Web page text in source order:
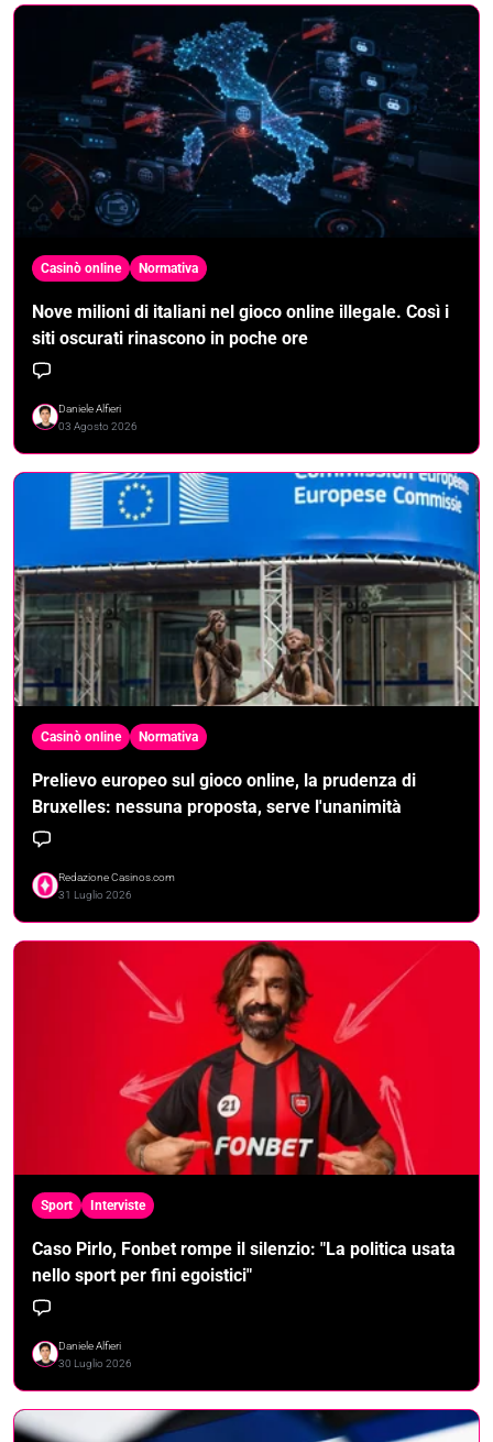
Casinò online Normativa
Nove milioni di italiani nel gioco online illegale. Così i
siti oscurati rinascono in poche ore
Daniele Alfieri
03 Agosto 2026
Casinò online Normativa
Prelievo europeo sul gioco online, la prudenza di
Bruxelles: nessuna proposta, serve l'unanimità
Redazione Casinos.com
31 Luglio 2026
Sport Interviste
Caso Pirlo, Fonbet rompe il silenzio: "La politica usata
nello sport per fini egoistici"
Daniele Alfieri
30 Luglio 2026